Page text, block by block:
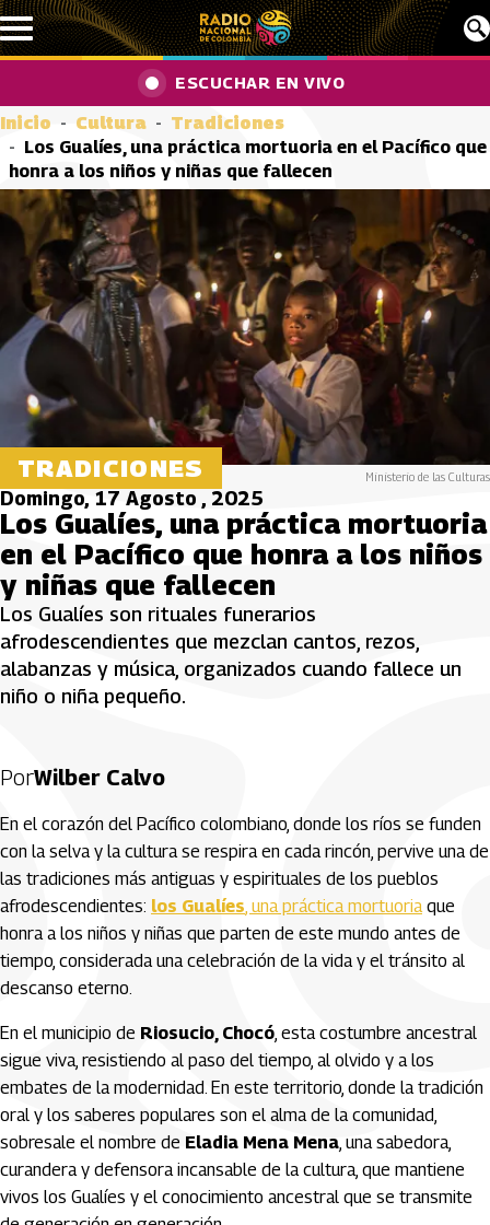
Pasar al contenido principal
ESCUCHAR EN VIVO
Inicio Cultura
Tradiciones
Los Gualíes, una práctica mortuoria en el Pacífico que
honra a los niños y niñas que fallecen
TRADICIONES Ministerio de las Culturas
Domingo, 17 Agosto , 2025
Los Gualíes, una práctica mortuoria
en el Pacífico que honra a los niños
y niñas que fallecen
Los Gualíes son rituales funerarios
afrodescendientes que mezclan cantos, rezos,
alabanzas y música, organizados cuando fallece un
niño o niña pequeño.
PorWilber Calvo
En el corazón del Pacífico colombiano, donde los ríos se funden
con la selva y la cultura se respira en cada rincón, pervive una de
las tradiciones más antiguas y espirituales de los pueblos
afrodescendientes: los Gualíes, una práctica mortuoriaque
honra a los niños y niñas que parten de este mundo antes de
tiempo, considerada una celebración de la vida y el tránsito al
descanso eterno.
En el municipio de Riosucio, Chocó, esta costumbre ancestral
sigue viva, resistiendo al paso del tiempo, al olvido y a los
embates de la modernidad. En este territorio, donde la tradición
oral y los saberes populares son el alma de la comunidad,
sobresale el nombre de Eladia Mena Mena, una sabedora,
curandera y defensora incansable de la cultura, que mantiene
vivos los Gualíes y el conocimiento ancestral que se transmite